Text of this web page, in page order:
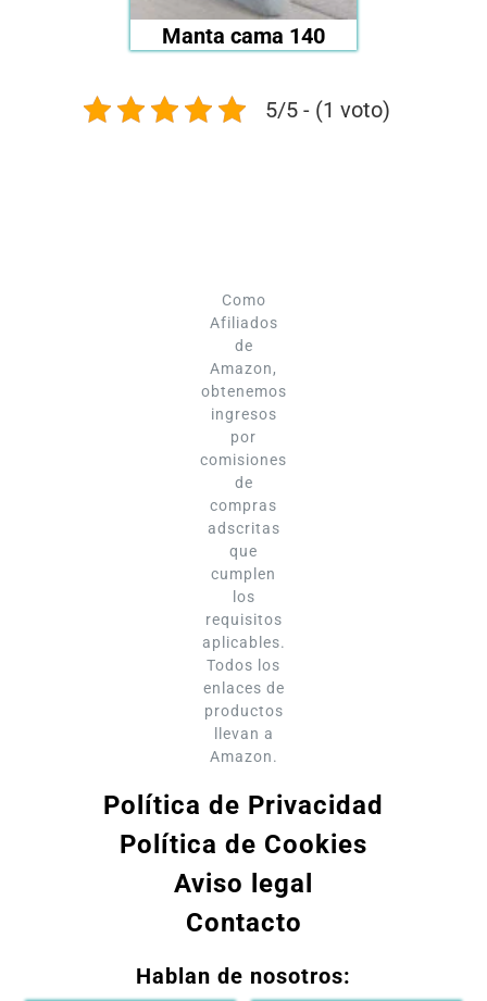
Manta cama 140
5/5 - (1 voto)
Como
Afiliados
de
Amazon,
obtenemos
ingresos
por
comisiones
de
compras
adscritas
que
cumplen
los
requisitos
aplicables.
Todos los
enlaces de
productos
llevan a
Amazon.
Política de Privacidad
Política de Cookies
Aviso legal
Contacto
Hablan de nosotros: